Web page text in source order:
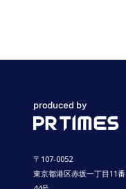
〒107-0052
東京都港区赤坂一丁目11番